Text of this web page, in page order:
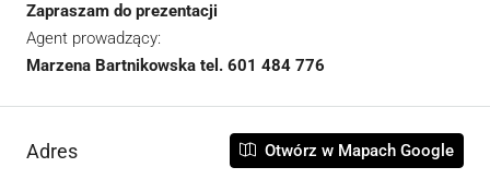
Zapraszam do prezentacji
Agent prowadzący:
Marzena Bartnikowska tel. 601 484 776
Adres Otwórz w Mapach Google